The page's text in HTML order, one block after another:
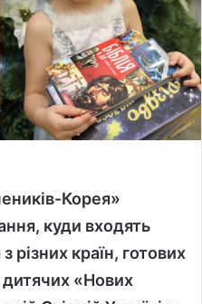
Корея»
куди входять
різних країн, готових
«Нових